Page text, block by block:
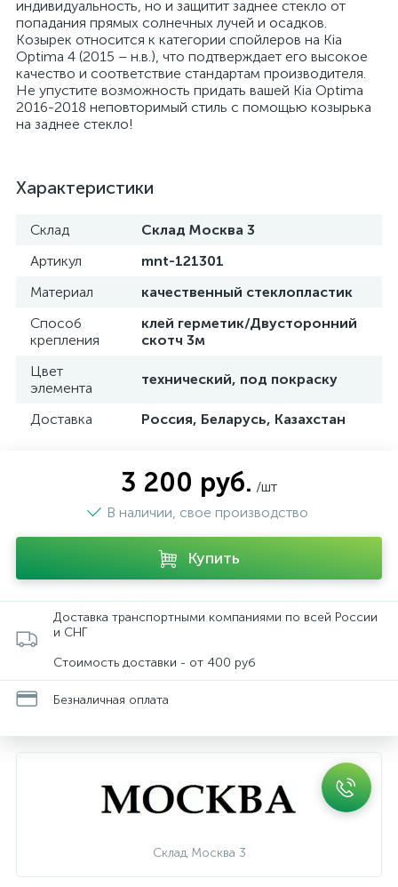
индивидуальность, но и защитит заднее стекло от
попадания прямых солнечных лучей и осадков.
Козырек относится к категории спойлеров на Kia
Optima 4 (2015 – н.в.), что подтверждает его высокое
качество и соответствие стандартам производителя.
Не упустите возможность придать вашей Kia Optima
2016-2018 неповторимый стиль с помощью козырька
на заднее стекло!
Характеристики
Склад
Склад Москва 3
Артикул
mnt-121301
Материал
качественный стеклопластик
Способ
крепления
клей герметик/Двусторонний
скотч 3м
Цвет
элемента
технический, под покраску
Доставка Россия, Беларусь, Казахстан
3 200 руб. /шт
В наличии, свое производство
Купить
Доставка транспортными компаниями по всей России
и СНГ
Стоимость доставки - от 400 руб
Безналичная оплата
Склад Москва 3